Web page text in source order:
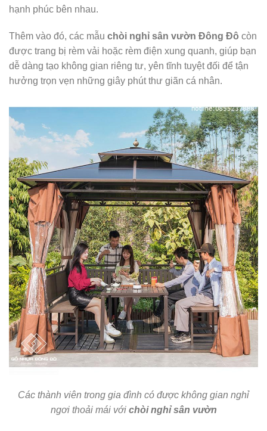
hạnh phúc bên nhau.
Thêm vào đó, các mẫu chòi nghỉ sân vườn Đông Đô còn
được trang bị rèm vải hoặc rèm điện xung quanh, giúp bạn
dễ dàng tạo không gian riêng tư, yên tĩnh tuyệt đối để tận
hưởng trọn vẹn những giây phút thư giãn cá nhân.
Các thành viên trong gia đình có được không gian nghỉ
ngơi thoải mái với chòi nghỉ sân vườn